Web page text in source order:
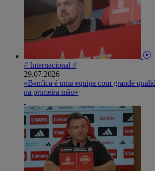
// Internacional //
29.07.2026
«Benfica é uma equipa com grande
na primeira mão»